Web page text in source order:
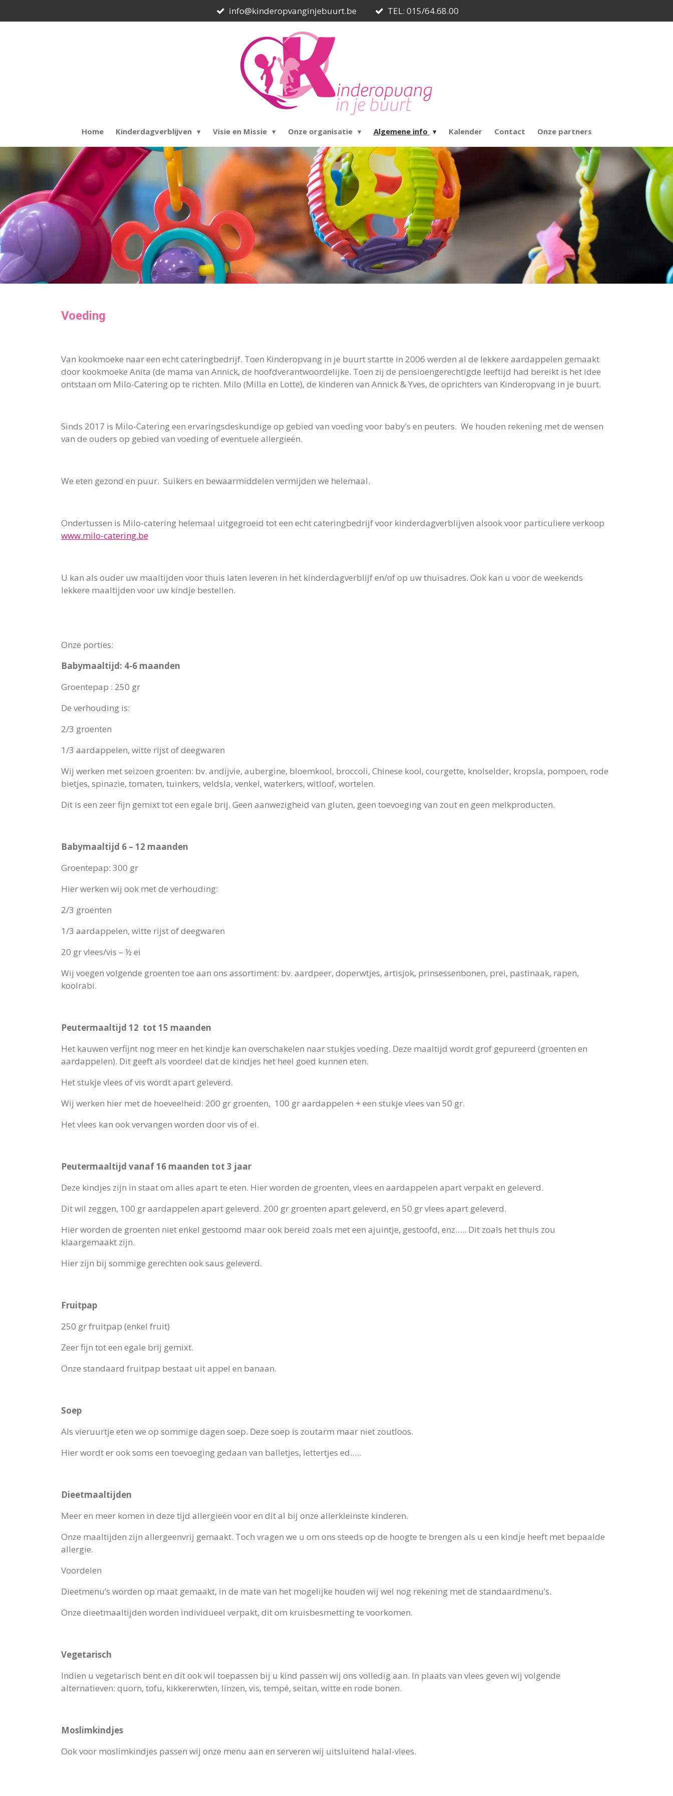
direct
info@kinderopvanginjebuurt.be TEL: 015/64.68.00
Home Kinderdagverblijven Visie en Missie Onze organisatie Algemene info Kalender Contact Onze partners
Voeding
Van kookmoeke naar een echt cateringbedrijf. Toen Kinderopvang in je buurt startte in 2006 werden al de lekkere aardappelen gemaakt
door kookmoeke Anita (de mama van Annick, de hoofdverantwoordelijke. Toen zij de pensioengerechtigde leeftijd had bereikt is het idee
ontstaan om Milo-Catering op te richten. Milo (Milla en Lotte), de kinderen van Annick & Yves, de oprichters van Kinderopvang in je buurt.
Sinds 2017 is Milo-Catering een ervaringsdeskundige op gebied van voeding voor baby’s en peuters. We houden rekening met de wensen
van de ouders op gebied van voeding of eventuele allergieën.
We eten gezond en puur. Suikers en bewaarmiddelen vermijden we helemaal.
Ondertussen is Milo-catering helemaal uitgegroeid tot een echt cateringbedrijf voor kinderdagverblijven alsook voor particuliere verkoop
www.milo-catering.be
U kan als ouder uw maaltijden voor thuis laten leveren in het kinderdagverblijf en/of op uw thuisadres. Ook kan u voor de weekends
lekkere maaltijden voor uw kindje bestellen.
Onze porties:
Babymaaltijd: 4-6 maanden
Groentepap : 250 gr
De verhouding is:
2/3 groenten
1/3 aardappelen, witte rijst of deegwaren
Wij werken met seizoen groenten: bv. andijvie, aubergine, bloemkool, broccoli, Chinese kool, courgette, knolselder, kropsla, pompoen, rode
bietjes, spinazie, tomaten, tuinkers, veldsla, venkel, waterkers, witloof, wortelen.
Dit is een zeer fijn gemixt tot een egale brij. Geen aanwezigheid van gluten, geen toevoeging van zout en geen melkproducten.
Babymaaltijd 6 – 12 maanden
Groentepap: 300 gr
Hier werken wij ook met de verhouding:
2/3 groenten
1/3 aardappelen, witte rijst of deegwaren
20 gr vlees/vis – ½ ei
Wij voegen volgende groenten toe aan ons assortiment: bv. aardpeer, doperwtjes, artisjok, prinsessenbonen, prei, pastinaak, rapen,
koolrabi.
Peutermaaltijd 12 tot 15 maanden
Het kauwen verfijnt nog meer en het kindje kan overschakelen naar stukjes voeding. Deze maaltijd wordt grof gepureerd (groenten en
aardappelen). Dit geeft als voordeel dat de kindjes het heel goed kunnen eten.
Het stukje vlees of vis wordt apart geleverd.
Wij werken hier met de hoeveelheid: 200 gr groenten, 100 gr aardappelen + een stukje vlees van 50 gr.
Het vlees kan ook vervangen worden door vis of ei.
Peutermaaltijd vanaf 16 maanden tot 3 jaar
Deze kindjes zijn in staat om alles apart te eten. Hier worden de groenten, vlees en aardappelen apart verpakt en geleverd.
Dit wil zeggen, 100 gr aardappelen apart geleverd. 200 gr groenten apart geleverd, en 50 gr vlees apart geleverd.
Hier worden de groenten niet enkel gestoomd maar ook bereid zoals met een ajuintje, gestoofd, enz….. Dit zoals het thuis zou
klaargemaakt zijn.
Hier zijn bij sommige gerechten ook saus geleverd.
Fruitpap
250 gr fruitpap (enkel fruit)
Zeer fijn tot een egale brij gemixt.
Onze standaard fruitpap bestaat uit appel en banaan.
Soep
Als vieruurtje eten we op sommige dagen soep. Deze soep is zoutarm maar niet zoutloos.
Hier wordt er ook soms een toevoeging gedaan van balletjes, lettertjes ed.….
Dieetmaaltijden
Meer en meer komen in deze tijd allergieën voor en dit al bij onze allerkleinste kinderen.
Onze maaltijden zijn allergeenvrij gemaakt. Toch vragen we u om ons steeds op de hoogte te brengen als u een kindje heeft met bepaalde
allergie.
Voordelen
Dieetmenu’s worden op maat gemaakt, in de mate van het mogelijke houden wij wel nog rekening met de standaardmenu’s.
Onze dieetmaaltijden worden individueel verpakt, dit om kruisbesmetting te voorkomen.
Vegetarisch
Indien u vegetarisch bent en dit ook wil toepassen bij u kind passen wij ons volledig aan. In plaats van vlees geven wij volgende
alternatieven: quorn, tofu, kikkererwten, linzen, vis, tempé, seitan, witte en rode bonen.
Moslimkindjes
Ook voor moslimkindjes passen wij onze menu aan en serveren wij uitsluitend halal-vlees.